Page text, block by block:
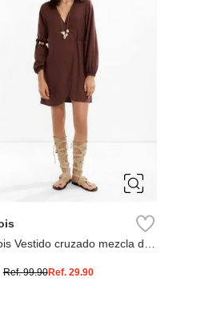
L
Vestido cruzado mezcla de
Ref.99.90Ref. 29.90